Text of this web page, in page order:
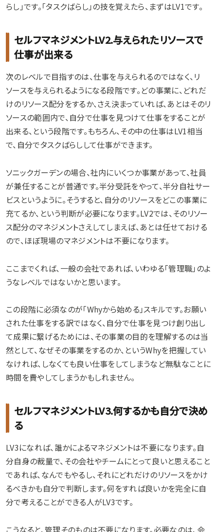
らし」です。「タスクばらし」の技を覚えたら、まずはLV1です。
セルフマネジメントLV2.与えられたリソースで
仕事が出来る
次のレベルで目指すのは、仕事を与えられるのではなく、リ
ソースを与えられるようになる段階です。どの事業に、どれだ
けのリソース配分をするか、さえ決まっていれば、あとはそのリ
ソースの範囲内で、自分で仕事を見つけて仕事をすることが
出来る、という段階です。もちろん、その中の仕事はLV1相当
で、自分でタスクばらしして仕事ができます。
ソニックガーデンの場合、社内にいくつか事業があって、社員
が兼任することが普通です。半分受託をやって、半分自社サー
ビスというように。そうすると、自分のリソースをどこの事業に
充てるか、という判断が必要になります。LV2では、そのリソー
ス配分のマネジメントさえしてしまえば、あとは任せておける
ので、ほぼ現場のマネジメントは不要になります。
ここまでくれば、一般の会社であれば、いわゆる「管理職」のよ
うなレベルではないかと思います。
この段階に必須なのが「Whyから始める」スキルです。お願い
された仕事をする訳ではなく、自分で仕事を見つけ創り出し
て成果に繋げるためには、その事業の目的を理解するのは当
然として、なぜその事業をするのか、というWhyを把握してい
なければ、しなくても良い仕事をしてしまうなど無駄なことに
時間を費やしてしまうかもしれません。
セルフマネジメントLV3.何するかも自分で決め
る
LV3になれば、誰かによるマネジメントは不要になります。自
分自身の裁量で、その会社やチームにとって良いと思えること
であれば、なんでもやるし、それにどれだけのリソースをかけ
るべきかも自分で判断します。何をすれば良いかを完全に自
分で考えることができる人がLV3です。